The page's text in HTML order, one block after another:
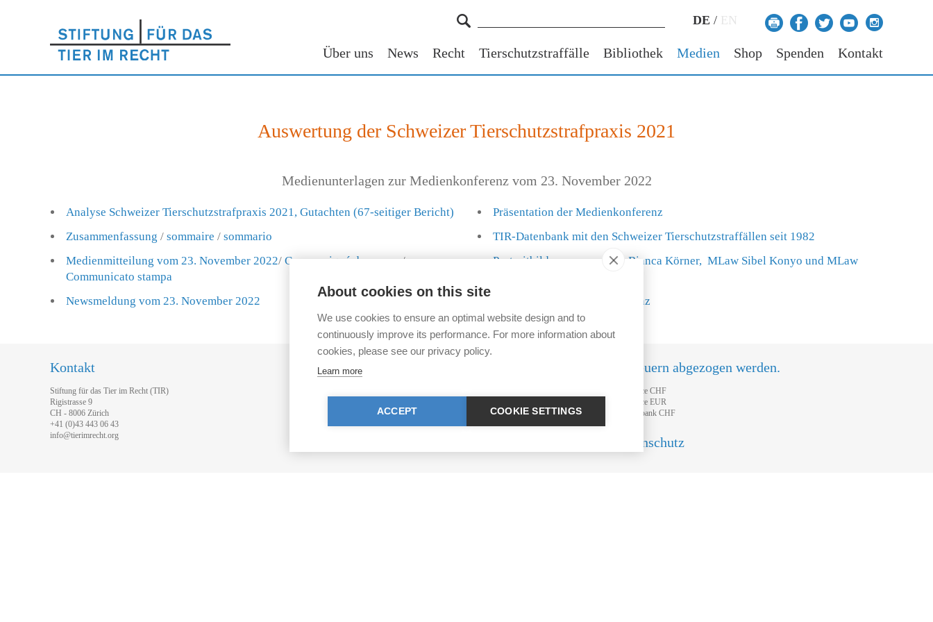
DE / EN
Über uns News Recht Tierschutzstraffälle Bibliothek Medien Shop Spenden Kontakt
Auswertung der Schweizer Tierschutzstrafpraxis 2021
Medienunterlagen zur Medienkonferenz vom 23. November 2022
Analyse Schweizer Tierschutzstrafpraxis 2021, Gutachten (67-seitiger Bericht)
Zusammenfassung / sommaire / sommario
Medienmitteilung vom 23. November 2022/ Communiqué de presse/
Communicato stampa
Newsmeldung vom 23. November 2022
Präsentation der Medienkonferenz
TIR-Datenbank mit den Schweizer Tierschutzstraffällen seit 1982
Portraitbilder von mag. iur. Bianca Körner, MLaw Sibel Konyo und MLaw
Fotos von der Medienkonferenz
Kontakt
Stiftung für das Tier im Recht (TIR)
Rigistrasse 9
CH - 8006 Zürich
+41 (0)43 443 06 43
info@tierimrecht.org
Ihre Spende kann von den Steuern abgezogen werden.
IBAN: CH17 0900 0000 8770 0700 7, PostFinance CHF
IBAN: CH39 0900 0000 9113 3025 5, PostFinance EUR
IBAN: CH22 8080 8001 5799 0350 4, Raiffeisenbank CHF
© TIR / Impressum und Datenschutz
About cookies on this site
We use cookies to ensure an optimal website design and to
continuously improve its performance. For more information about
cookies, please see our privacy policy.
Learn more
ACCEPT COOKIE SETTINGS